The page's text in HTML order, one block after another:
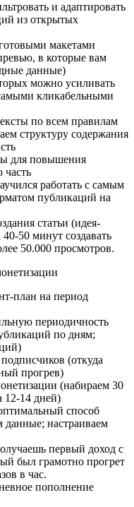
и адаптировать
из открытых
макетами
в которые вам
данные)
можно усиливать
кликабельными
по всем правилам
структуру содержания
для повышения
часть
работать с самым
публикаций на
статьи (идея-
40-50 минут создавать
50.000 просмотров.
план на период
периодичность
по дням;
(откуда
прогрев)
(набираем 30
12-14 дней)
способ
данные; настраиваем
первый доход с
был грамотно прогрет
в час.
пополнение